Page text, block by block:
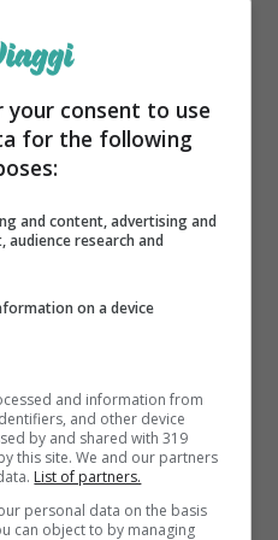
la
i paesaggi nordici.
dire sì. Uno dei luoghi
atollo che si chiama
è molto particolare.
consent to use
for the following
and content, advertising and
research and
on a device
and information from
and other device
by and shared with 319
this site. We and our partners
List of partners.
personal data on the basis
can object to by managing